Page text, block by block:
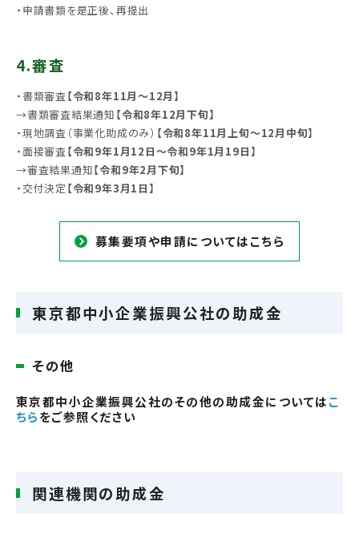
・申請書類を是正後、再提出
4.審査
・書類審査【令和8年11月～12月】
→書類審査結果通知 【令和8年12月下旬】
・現地調査（事業化助成のみ） 【令和8年11月上旬～12月中旬】
・面接審査【令和9年1月12日～令和9年1月19日】
→審査結果通知【令和9年2月下旬】
・交付決定 【令和9年3月1日】
募集要項や申請についてはこちら
東京都中小企業振興公社の助成金
その他
東京都中小企業振興公社のその他の助成金についてはこ
ちらをご参照ください
関連機関の助成金